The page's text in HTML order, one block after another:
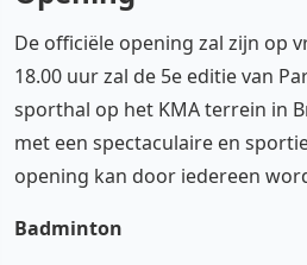
De officiële opening zal zijn op
18.00 uur zal de 5e editie van
sporthal op het KMA terrein in
met een spectaculaire en
opening kan door iedereen
Badminton